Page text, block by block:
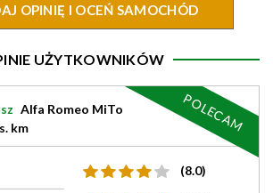
OPINIĘ I OCEŃ SAMOCHÓD
UŻYTKOWNIKÓW
Alfa Romeo MiTo
km
(8.0)
POLECAM